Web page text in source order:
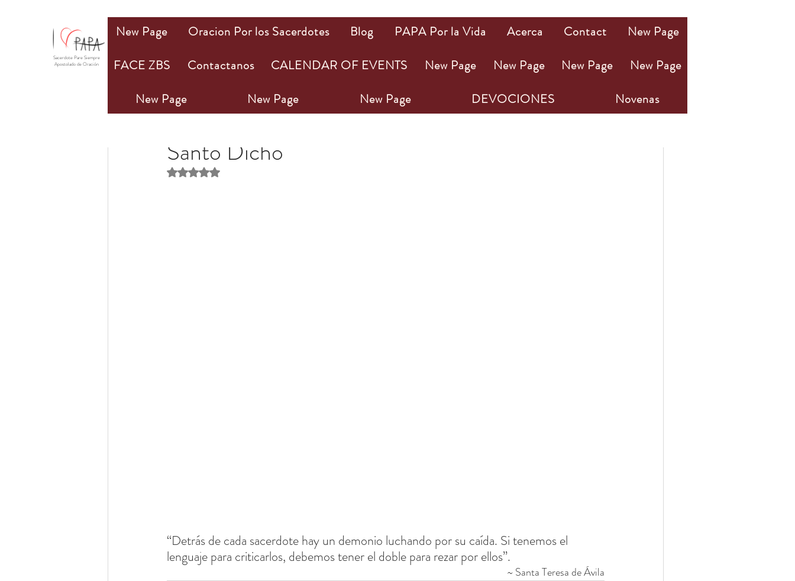
Santo Dicho
Obtuvo NaN de 5 estrellas.
“Detrás de cada sacerdote hay un demonio luchando por su caída. Si tenemos el
lenguaje para criticarlos, debemos tener el doble para rezar por ellos”.
~ Santa Teresa de Ávila
New Page Oracion Por los Sacerdotes Blog PAPA Por la Vida Acerca Contact
New Page
FACE ZBS
Contactanos CALENDAR OF EVENTS New Page New Page New Page
New Page
New Page
New Page New Page DEVOCIONES Novenas
Sacerdote Pare Siempre
Apostolado de Oración